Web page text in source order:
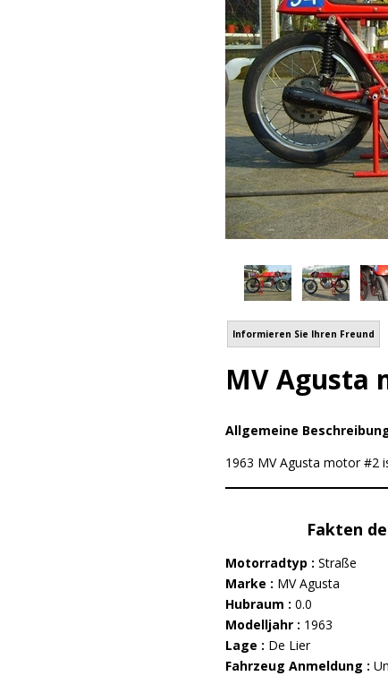
Informieren Sie Ihren Freund
MV Agusta
Allgemeine
1963 MV Agusta motor #2
Fakten
Motorradtyp : Straße
Marke : MV Agusta
Hubraum : 0.0
Modelljahr : 1963
Lage : De Lier
Fahrzeug Anmeldung :